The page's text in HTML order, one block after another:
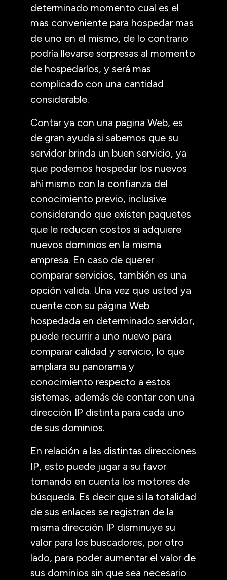
determinado momento cual es el
mas conveniente para hospedar mas
de uno en el mismo, de lo contrario
podría llevarse sorpresas al momento
de hospedarlos, y será mas
complicado con una cantidad
considerable.
Contar ya con una pagina Web, es
de gran ayuda si sabemos que su
servidor brinda un buen servicio, ya
que podemos hospedar los nuevos
ahí mismo con la confianza del
conocimiento previo, inclusive
considerando que existen paquetes
que le reducen costos si adquiere
nuevos dominios en la misma
empresa. En caso de querer
comparar servicios, también es una
opción valida. Una vez que usted ya
cuente con su página Web
hospedada en determinado servidor,
puede recurrir a uno nuevo para
comparar calidad y servicio, lo que
ampliara su panorama y
conocimiento respecto a estos
sistemas, además de contar con una
dirección IP distinta para cada uno
de sus dominios.
En relación a las distintas direcciones
IP, esto puede jugar a su favor
tomando en cuenta los motores de
búsqueda. Es decir que si la totalidad
de sus enlaces se registran de la
misma dirección IP disminuye su
valor para los buscadores, por otro
lado, para poder aumentar el valor de
sus dominios sin que sea necesario